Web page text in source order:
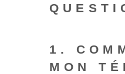
1.
MON